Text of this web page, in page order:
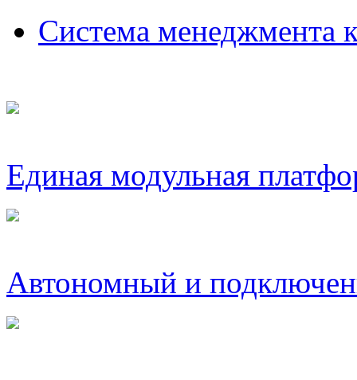
Система
Единая модульная
Автономный и